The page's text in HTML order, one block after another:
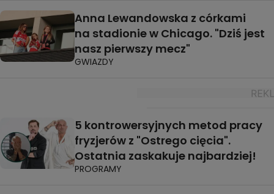
Anna Lewandowska z córkami
na stadionie w Chicago. "Dziś jest
nasz pierwszy mecz"
GWIAZDY
5 kontrowersyjnych metod pracy
fryzjerów z "Ostrego cięcia".
Ostatnia zaskakuje najbardziej!
PROGRAMY